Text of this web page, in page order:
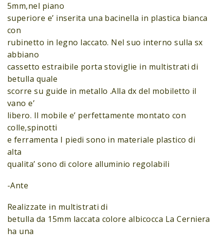
5mm,nel piano
superiore e’ inserita una bacinella in plastica bianca
con
rubinetto in legno laccato. Nel suo interno sulla sx
abbiano
cassetto estraibile porta stoviglie in multistrati di
betulla quale
scorre su guide in metallo .Alla dx del mobiletto il
vano e’
libero. Il mobile e’ perfettamente montato con
colle,spinotti
e ferramenta I piedi sono in materiale plastico di
alta
qualita’ sono di colore alluminio regolabili
-Ante
Realizzate in multistrati di
betulla da 15mm laccata colore albicocca La Cerniera
ha una